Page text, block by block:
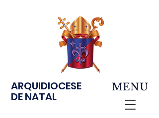
ARQUIDIOCESE
DE NATAL
MENU